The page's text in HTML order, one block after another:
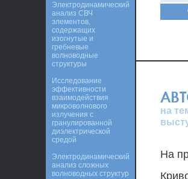
на
На
Электродинамический
анализ СВЧ
элементов,
содержащих
изогнутые и
гребневые
волноводные
структуры
Исследование
эффективности
взаимодействия
микроволнового
излучения с
гранулированной
диэлектрической
средой
Электродинамический
анализ сложных
волноводных структур